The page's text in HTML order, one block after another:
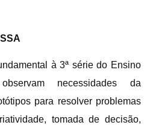
à 3ª série do Ensino
necessidades da
para resolver problemas
tomada de decisão,